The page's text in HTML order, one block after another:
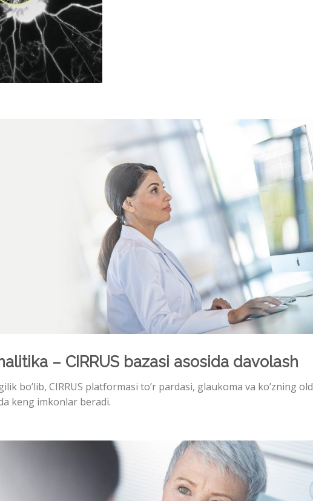
– CIRRUS bazasi asosida davolash
bo’lib, CIRRUS platformasi to’r pardasi, glaukoma va ko’zning old
keng imkonlar beradi.